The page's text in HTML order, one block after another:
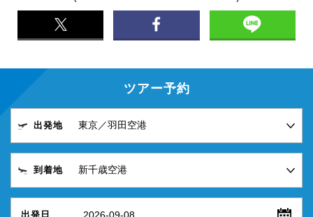
ツアー予約
出発地
到着地
出発日 2026-09-08